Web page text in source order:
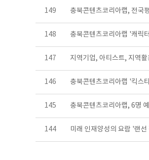
149 충북콘텐츠코리아랩, 전국
148 충북콘텐츠코리아랩 '캐릭
147 지역기업, 아티스트, 지역
146 충북콘텐츠코리아랩 '킥스
145 충북콘텐츠코리아랩, 6명
144 미래 인재양성의 요람 '랜